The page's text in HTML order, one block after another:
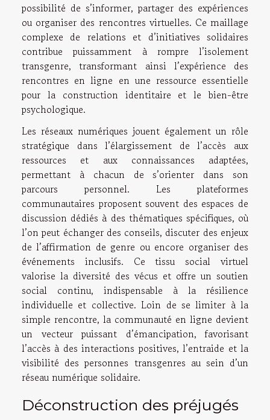
possibilité de s’informer, partager des expériences
ou organiser des rencontres virtuelles. Ce maillage
complexe de relations et d’initiatives solidaires
contribue puissamment à rompre l’isolement
transgenre, transformant ainsi l’expérience des
rencontres en ligne en une ressource essentielle
pour la construction identitaire et le bien-être
psychologique.
Les réseaux numériques jouent également un rôle
stratégique dans l’élargissement de l’accès aux
ressources et aux connaissances adaptées,
permettant à chacun de s’orienter dans son
parcours personnel. Les plateformes
communautaires proposent souvent des espaces de
discussion dédiés à des thématiques spécifiques, où
l’on peut échanger des conseils, discuter des enjeux
de l’affirmation de genre ou encore organiser des
événements inclusifs. Ce tissu social virtuel
valorise la diversité des vécus et offre un soutien
social continu, indispensable à la résilience
individuelle et collective. Loin de se limiter à la
simple rencontre, la communauté en ligne devient
un vecteur puissant d’émancipation, favorisant
l’accès à des interactions positives, l’entraide et la
visibilité des personnes transgenres au sein d’un
réseau numérique solidaire.
Déconstruction des préjugés